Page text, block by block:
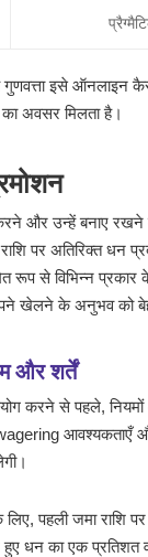
गुणवत्ता इसे ऑनलाइन
अवसर मिलता है।
और उन्हें बनाए
पर अतिरिक्त धन
रूप से विभिन्न
खेलने के अनुभव को
और शर्तें
करने से पहले,
पहली जमा राशि
का एक प्रतिशत